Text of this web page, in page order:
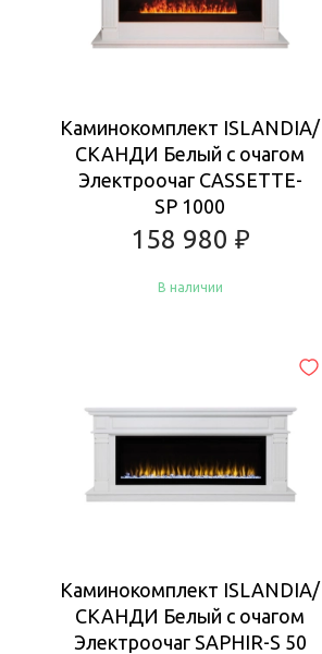
Каминокомплект ISLANDIA/
СКАНДИ Белый с очагом
Электроочаг CASSETTE-
SP 1000
158 980 ₽
В наличии
Каминокомплект ISLANDIA/
СКАНДИ Белый с очагом
Электроочаг SAPHIR-S 50